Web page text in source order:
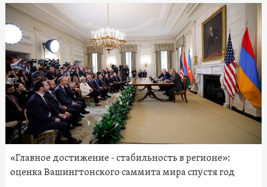
«Главное достижение - стабильность в регионе»:
оценка Вашингтонского саммита мира спустя год